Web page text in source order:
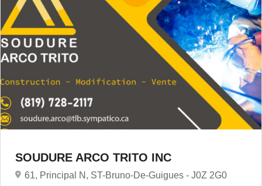
SOUDURE ARCO TRITO INC
61, Principal N, ST-Bruno-De-Guigues - J0Z 2G0